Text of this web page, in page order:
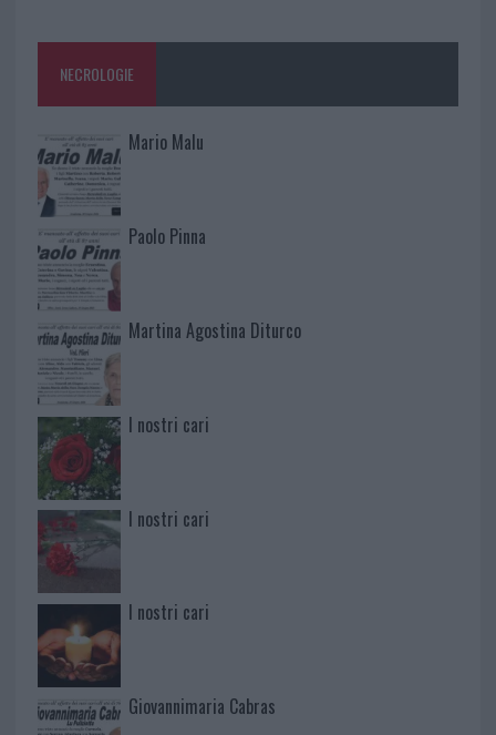
NECROLOGIE
Mario Malu
Paolo Pinna
Martina Agostina Diturco
I nostri cari
I nostri cari
I nostri cari
Giovannimaria Cabras